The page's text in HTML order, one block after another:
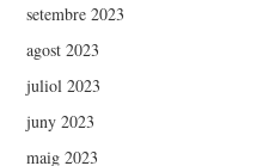
setembre 2023
agost 2023
juliol 2023
juny 2023
maig 2023